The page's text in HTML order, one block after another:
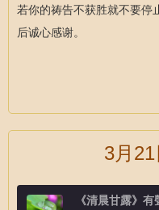
RSS FEED
LINK
若你的祷告不获胜就不要停
后诚心感谢。
3月
《清晨甘露》有